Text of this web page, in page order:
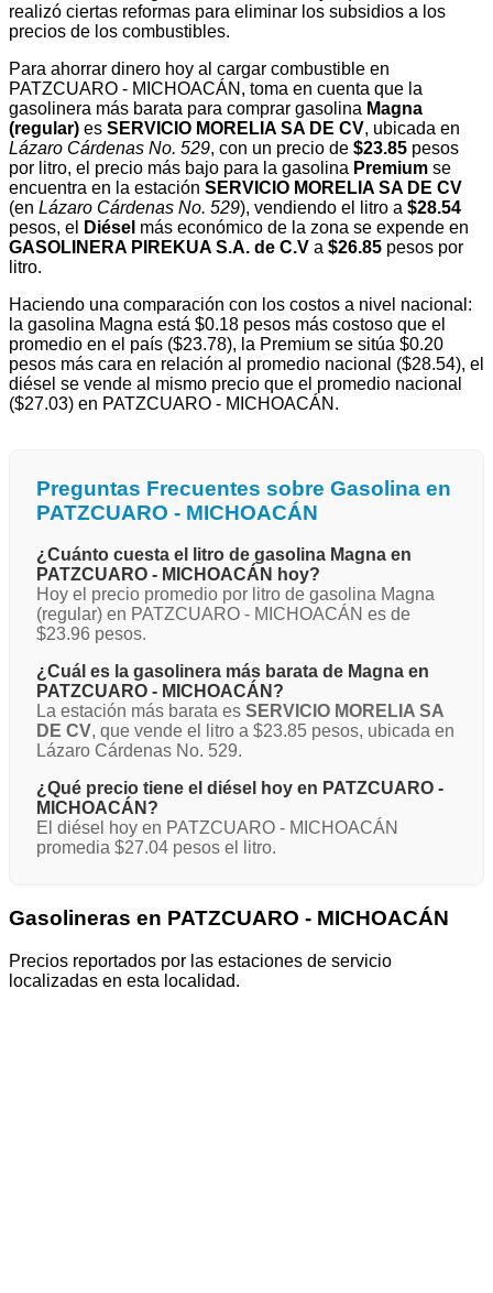
realizó ciertas reformas para eliminar los subsidios a los
precios de los combustibles.
Para ahorrar dinero hoy al cargar combustible en
PATZCUARO - MICHOACÁN, toma en cuenta que la
gasolinera más barata para comprar gasolina Magna
(regular) es SERVICIO MORELIA SA DE CV, ubicada en
Lázaro Cárdenas No. 529, con un precio de $23.85 pesos
por litro, el precio más bajo para la gasolina Premium se
encuentra en la estación SERVICIO MORELIA SA DE CV
(en Lázaro Cárdenas No. 529), vendiendo el litro a $28.54
pesos, el
Diésel más económico de la zona se expende en
GASOLINERA PIREKUA S.A. de C.V a $26.85 pesos por
litro.
Haciendo una comparación con los costos a nivel nacional:
la gasolina Magna está $0.18 pesos más costoso que el
promedio en el país ($23.78), la Premium se sitúa $0.20
pesos más cara en relación al promedio nacional ($28.54), el
diésel se vende al mismo precio que el promedio nacional
($27.03) en PATZCUARO - MICHOACÁN.
Preguntas Frecuentes sobre Gasolina en
PATZCUARO - MICHOACÁN
¿Cuánto cuesta el litro de gasolina Magna en
PATZCUARO - MICHOACÁN hoy?
Hoy el precio promedio por litro de gasolina Magna
(regular) en PATZCUARO - MICHOACÁN es de
$23.96 pesos.
¿Cuál es la gasolinera más barata de Magna en
PATZCUARO - MICHOACÁN?
La estación más barata es SERVICIO MORELIA SA
DE CV, que vende el litro a $23.85 pesos, ubicada en
Lázaro Cárdenas No. 529.
¿Qué precio tiene el diésel hoy en PATZCUARO -
MICHOACÁN?
El diésel hoy en PATZCUARO - MICHOACÁN
promedia $27.04 pesos el litro.
Gasolineras en PATZCUARO - MICHOACÁN
Precios reportados por las estaciones de servicio
localizadas en esta localidad.